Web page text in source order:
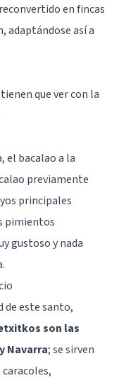
en fincas
adaptándose así a
que ver con la
el bacalao a la
previamente
principales
pimientos
gustoso y nada
de este santo,
son las
Navarra; se sirven